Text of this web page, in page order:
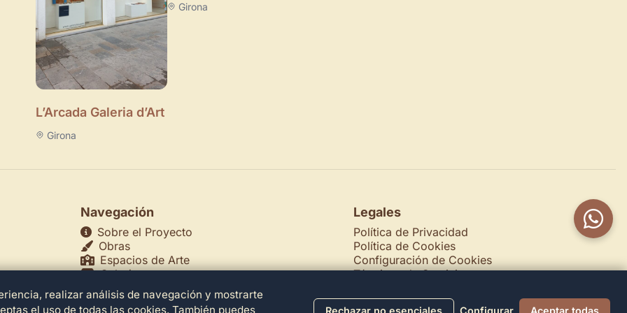
L’Arcada Galeria d’Art
Girona
Girona
Navegación
Sobre el Proyecto
Obras
Espacios de Arte
Galerías
Museos
Teatros
Legales
Política de Privacidad
Política de Cookies
Configuración de Cookies
Términos de Servicio
realizar análisis de navegación y mostrarte
el uso de todas las cookies. También puedes
Rechazar no esenciales Configurar Aceptar todas